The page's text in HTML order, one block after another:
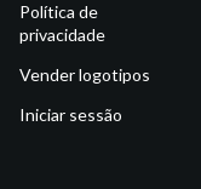
Política de
privacidade
Vender logotipos
Iniciar sessão